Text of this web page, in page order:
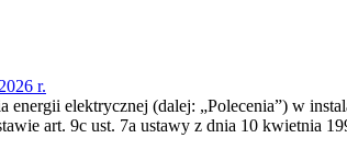
r.
elektrycznej (dalej: „Polecenia”) w
art. 9c ust. 7a ustawy z dnia 10 kwietnia